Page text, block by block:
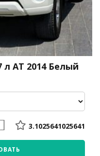
л АТ 2014 Белый
3.1025641025641